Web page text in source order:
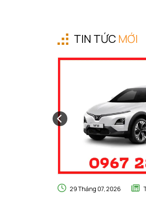
TIN TỨC MỚI
29 Tháng 07, 2026